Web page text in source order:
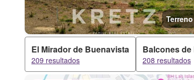
Terreno
El Mirador de Buenavista
209 resultados
Balcones de
208 resultados